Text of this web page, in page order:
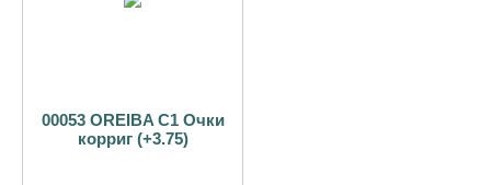
00053 OREIBA С1 Очки
корриг (+3.75)